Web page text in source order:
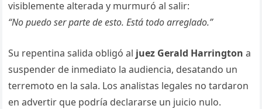
visiblemente alterada y murmuró al salir:
“No puedo ser parte de esto. Está todo arreglado.”
Su repentina salida obligó al juez Gerald Harrington a
suspender de inmediato la audiencia, desatando un
terremoto en la sala. Los analistas legales no tardaron
en advertir que podría declararse un juicio nulo.